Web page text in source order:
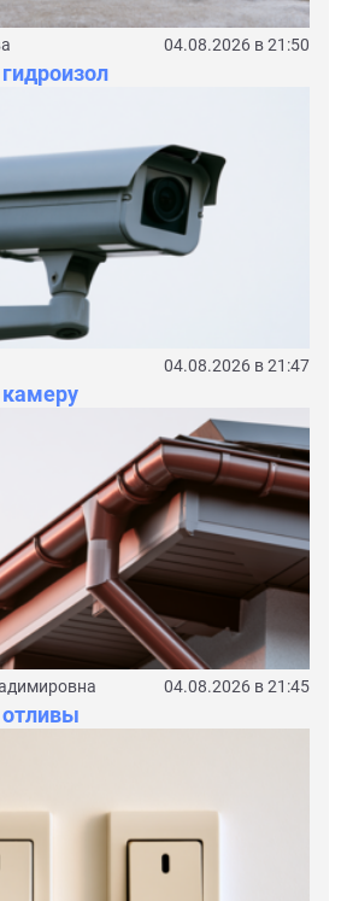
04.08.2026 в 21:50
04.08.2026 в 21:47
04.08.2026 в 21:45